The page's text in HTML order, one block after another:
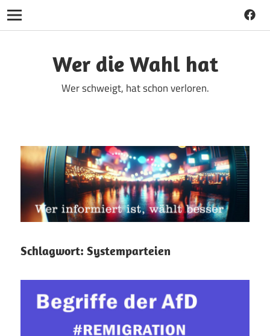
Navigation
springenWer die Wahl hat
Wer schweigt, hat schon verloren.
Schlagwort: Systemparteien